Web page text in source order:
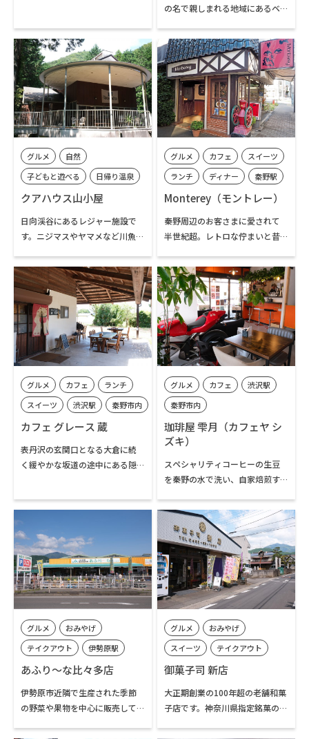
40種類以上揃うパンはすべて白
砂糖・卵不使用で、ソースやフ
ィリングも無添加の手づくりで
す。週2日（水曜・土曜）の営業
ですが、店休日でも店前に設置
された冷凍自動販売機で焼きた
てを冷凍したパンや焼き菓子の
購入ができます。
の名で親しまれる地域にあるベ
職人が、食事パン、総菜パン、菓
子パン、さらには焼き菓子など約
30品目を焼きあげて販売してい
ます。週4日の営業日には、遠方
からもパンを求めて来店される
人気のパン店です。店内や店頭の
お庭では購入したパンを食べる
用意があります。
グルメ
自然
子どもと遊べる
日帰り温泉
釣り
日向山
伊勢原駅
伊勢原市内
クアハウス山小屋
日向渓谷にあるレジャー施設で
す。ニジマスやヤマメなど川魚や
の他、日向川のほとりまでキャ
ンプやBBQが楽しめる屋外スペ
ースが広がっています。キャンプ
場は、日帰りだけでなく宿泊も
できます。館内には、日帰り湯も
あり、ハイカーなどが下山後に
汗を流しに立ち寄ります。姉妹施
り体験（渓流釣り・釣り堀）と
BBQを楽しむことができます。
グルメ カフェ
スイーツ
ランチ
ディナー
秦野駅
秦野市内
Monterey（モントレー）
秦野周辺のお客さまに愛されて
半世紀超。レトロな佇まいと昔
老舗喫茶店です。洋食店で腕を磨
いたマスターがつくる「ハンバ
ーグスパゲッティ」や「ミック
スグラタン」が、お店の看板メ
ニュー。新鮮なフルーツがたっ
ぷりトッピングされたパフェな
ど、デザートも充実しています。
イムスリップしたようなインテ
リアを楽しみながら、ゆったり
ができます。
グルメ カフェ
ランチ
スイーツ
渋沢駅 秦野市内
カフェ グレース 蔵
表丹沢の玄関口となる大倉に続
く緩やかな坂道の途中にある隠
りのハンバーグや焼きカレー、
食事メニューは味わいが支持さ
れ、自家製ケーキも人気です。
グルメ カフェ
渋沢駅
秦野市内
珈琲屋 雫月（カフェヤ シ
ズキ）
スペシャリティコーヒーの生豆
を秦野の水で洗い、自家焙煎す
種類程度のスペシャリティコー
ヒーが揃うコーヒーの専門店で
す。サンドイッチやパスタなどの
軽食やスイーツもあり、丹沢や
秦野でのレジャー後のコーヒー
タイムにぴったり。珈琲豆の購
入もできます。
グルメ
おみやげ
テイクアウト
伊勢原駅
鶴巻温泉駅
伊勢原市内
あふり～な比々多店
伊勢原市近隣で生産された季節
の野菜や果物を中心に販売して
グルメ
おみやげ
スイーツ
テイクアウト
伊勢原駅
鶴巻温泉駅
伊勢原市内
御菓子司 新店
大正期創業の100年超の老舗和菓
子店です。神奈川県指定銘菓の